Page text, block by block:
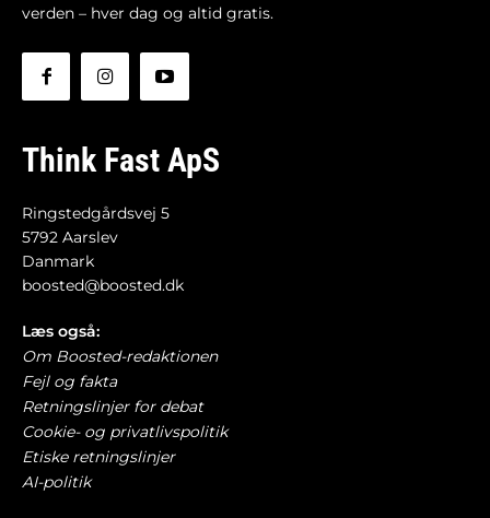
verden – hver dag og altid gratis.
Think Fast ApS
Ringstedgårdsvej 5
5792 Aarslev
Danmark
boosted@boosted.dk
Læs også:
Om Boosted-redaktionen
Fejl og fakta
Retningslinjer for debat
Cookie- og privatlivspolitik
Etiske retningslinjer
AI-politik